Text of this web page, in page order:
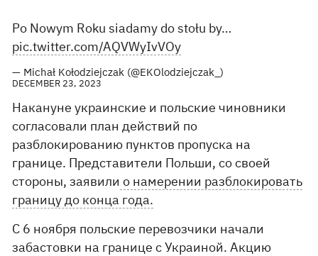
Po Nowym Roku siadamy do stołu by…
pic.twitter.com/AQVWyIvVOy
— Michał Kołodziejczak (@EKOlodziejczak_)
DECEMBER 23, 2023
Накануне украинские и польские чиновники
согласовали план действий по
разблокированию пунктов пропуска на
границе. Представители Польши, со своей
стороны, заявили о намерении разблокировать
границу до конца года.
С 6 ноября польские перевозчики начали
забастовки на границе с Украиной. Акцию